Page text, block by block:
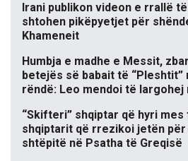
Irani publikon videon e rrallë
shtohen pikëpyetjet për
Khameneit
Humbja e madhe e Messit,
betejës së babait të “Pleshtit”
rëndë: Leo mendoi të
“Skifteri” shqiptar që hyri
shqiptarit që rrezikoi jetën
shtëpitë në Psatha të Greqisë